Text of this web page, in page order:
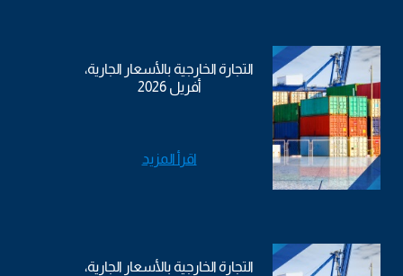
التجارة الخارجية بالأسعار الجارية،
أفريل 2026
اقرأ المزيد
التجارة الخارجية بالأسعار الجارية،